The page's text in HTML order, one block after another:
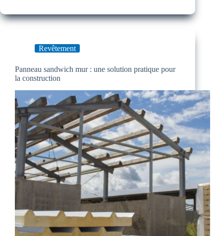
Revêtement
Panneau sandwich mur : une solution pratique pour
la construction